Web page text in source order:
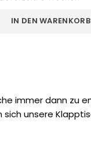
IN DEN WARENKORB
immer dann zu
unsere